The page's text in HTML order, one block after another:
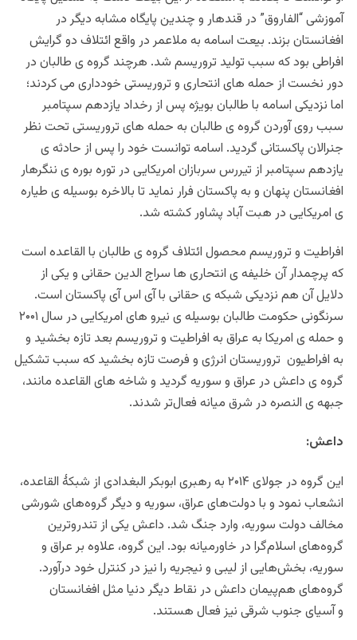
آموزشی “الفاروق” در قندهار و چندین پایگاه مشابه دیگر در
افغانستان بزند. بیعت اسامه به ملاعمر در واقع ائتلاف دو گرایش
افراطی بود که سبب تولید تروریسم شد. هرچند گروه ی طالبان در
دور نخست از حمله های انتحاری و تروریستی خودداری می کردند؛
اما نزدیکی اسامه با طالبان بویژه پس از رخداد یازدهم سپتامبر
سبب روی آوردن گروه ی طالبان به حمله های تروریستی تحت نظر
جنرالان پاکستانی گردید. اسامه توانست خود را پس از حادثه ی
یازدهم سپتامبر از تیررس سربازان امریکایی در توره بوره ی ننگرهار
افغانستان پنهان و به پاکستان فرار نماید تا بالاخره بوسیله ی طیاره
ی امریکایی در هبت آباد پشاور کشته شد.
افراطیت و تروریسم محصول ائتلاف گروه ی طالبان با القاعده است
که پرچمدار آن خلیفه ی انتحاری ها سراج الدین حقانی و یکی از
دلایل آن هم نزدیکی شبکه ی حقانی با آی اس آی پاکستان است.
سرنگونی حکومت طالبان بوسیله ی نیرو های امریکایی در سال ۲۰۰۱
و حمله ی امریکا به عراق به افراطیت و تروریسم بعد تازه بخشید و
به افراطیون تروریستان انرژی و فرصت تازه بخشید که سبب تشکیل
گروه ی داعش در عراق و سوریه گردید و شاخه های القاعده مانند،
جبهه ی النصره در شرق میانه فعال‌تر شدند.
داعش:
این گروه در جولای ۲۰۱۴ به رهبری ابوبکر البغدادی از شبکهٔ القاعده،
انشعاب نمود و با دولت‌های عراق، سوریه و دیگر گروه‌های شورشی
مخالف دولت سوریه، وارد جنگ شد. داعش یکی از تندروترین
گروه‌های اسلام‌گرا در خاورمیانه بود. این گروه، علاوه بر عراق و
سوریه، بخش‌هایی از لیبی و نیجریه را نیز در کنترل خود درآورد.
گروه‌های هم‌پیمان داعش در نقاط دیگر دنیا مثل افغانستان
و آسیای جنوب شرقی نیز فعال هستند.